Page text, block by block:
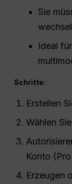
Sie
Ideal
Schritte:
Erstellen
Wählen Sie
Konto
Erzeugen